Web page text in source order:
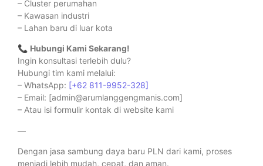
– Cluster perumahan
– Kawasan industri
– Lahan baru di luar kota
📞 Hubungi Kami Sekarang!
Ingin konsultasi terlebih dulu?
Hubungi tim kami melalui:
– WhatsApp: [+62 811-9952-328]
– Email: [admin@arumlanggengmanis.com]
– Atau isi formulir kontak di website kami
—
Dengan jasa sambung daya baru PLN dari kami, proses
menjadi lebih mudah, cepat, dan aman.